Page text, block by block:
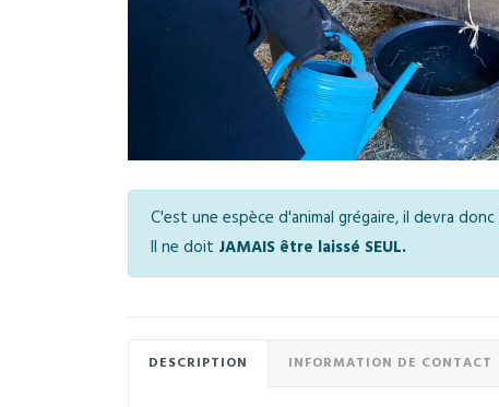
C'est une espèce d'animal grégaire, il devra donc
Il ne doit JAMAIS être laissé SEUL.
DESCRIPTION INFORMATION DE CONTACT